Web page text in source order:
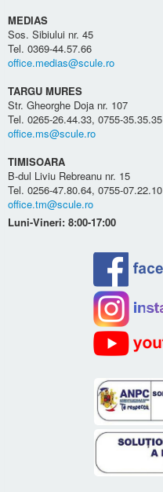
MEDIAS
Sos. Sibiului nr. 45
Tel. 0369-44.57.66
office.medias@scule.ro
TARGU MURES
Str. Gheorghe Doja nr. 107
Tel. 0265-26.44.33, 0755-35.35.35
office.ms@scule.ro
TIMISOARA
B-dul Liviu Rebreanu nr. 15
Tel. 0256-47.80.64, 0755-07.22.10
office.tm@scule.ro
Luni-Vineri: 8:00-17:00